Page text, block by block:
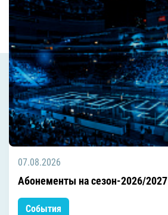
07.08.2026
Абонементы на сезон-2026/2027
События